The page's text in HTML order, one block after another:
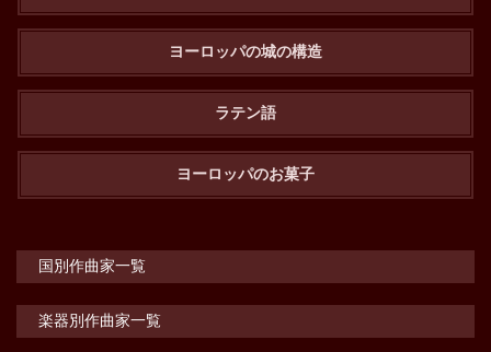
ヨーロッパの城の構造
ラテン語
ヨーロッパのお菓子
国別作曲家一覧
楽器別作曲家一覧